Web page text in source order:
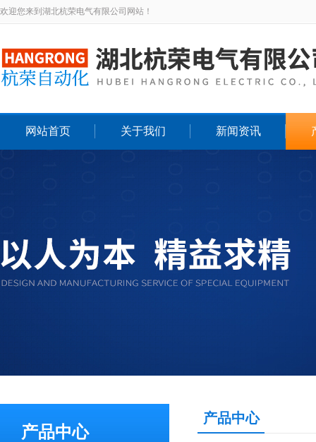
欢迎您来到湖北杭荣电气有限公司网站！
网站首页 关于我们 新闻资讯
产品中心
产品中心